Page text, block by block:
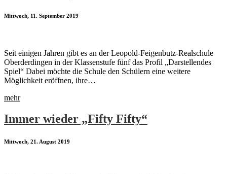
Mittwoch, 11. September 2019
Seit einigen Jahren gibt es an der Leopold-Feigenbutz-Realschule
Oberderdingen in der Klassenstufe fünf das Profil „Darstellendes
Spiel“ Dabei möchte die Schule den Schülern eine weitere
Möglichkeit eröffnen, ihre…
mehr
Immer wieder „Fifty Fifty“
Mittwoch, 21. August 2019